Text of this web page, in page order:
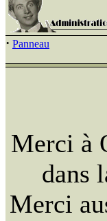
· Panneau
Merci à
dans
Merci